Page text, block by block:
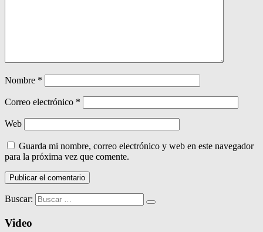
Nombre *
Correo electrónico *
Web
Guarda mi nombre, correo electrónico y web en este navegador
para la próxima vez que comente.
Buscar:
Video